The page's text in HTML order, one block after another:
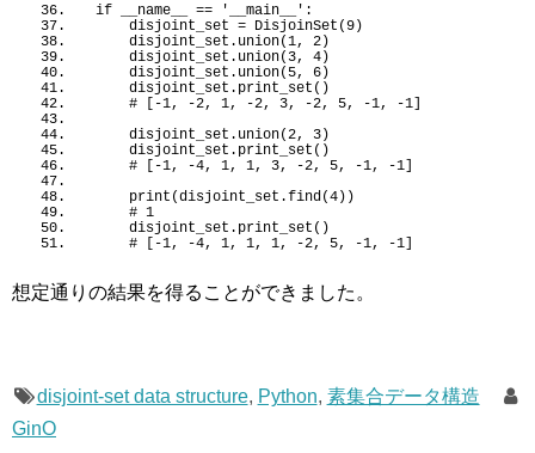
if __name__ == '__main__' :
    disjoint_set =
DisjoinSet (9)
    disjoint_set.
union(1, 2)
    disjoint_set.
union( 3, 4)
    disjoint_set.
union( 5, 6)
    disjoint_set.
print_set ()
# [-1, -2, 1, -2, 3, -2, 5, -1, -1]
    disjoint_set.
union(2, 3)
    disjoint_set.
print_set ()
# [-1, -4, 1, 1, 3, -2, 5, -1, -1]
print (disjoint_set.find (4))
# 1
    disjoint_set.
print_set ()
# [-1, -4, 1, 1, 1, -2, 5, -1, -1]
想定通りの結果を得ることができました。
disjoint-set data structure, Python, 素集合データ構造
GinO